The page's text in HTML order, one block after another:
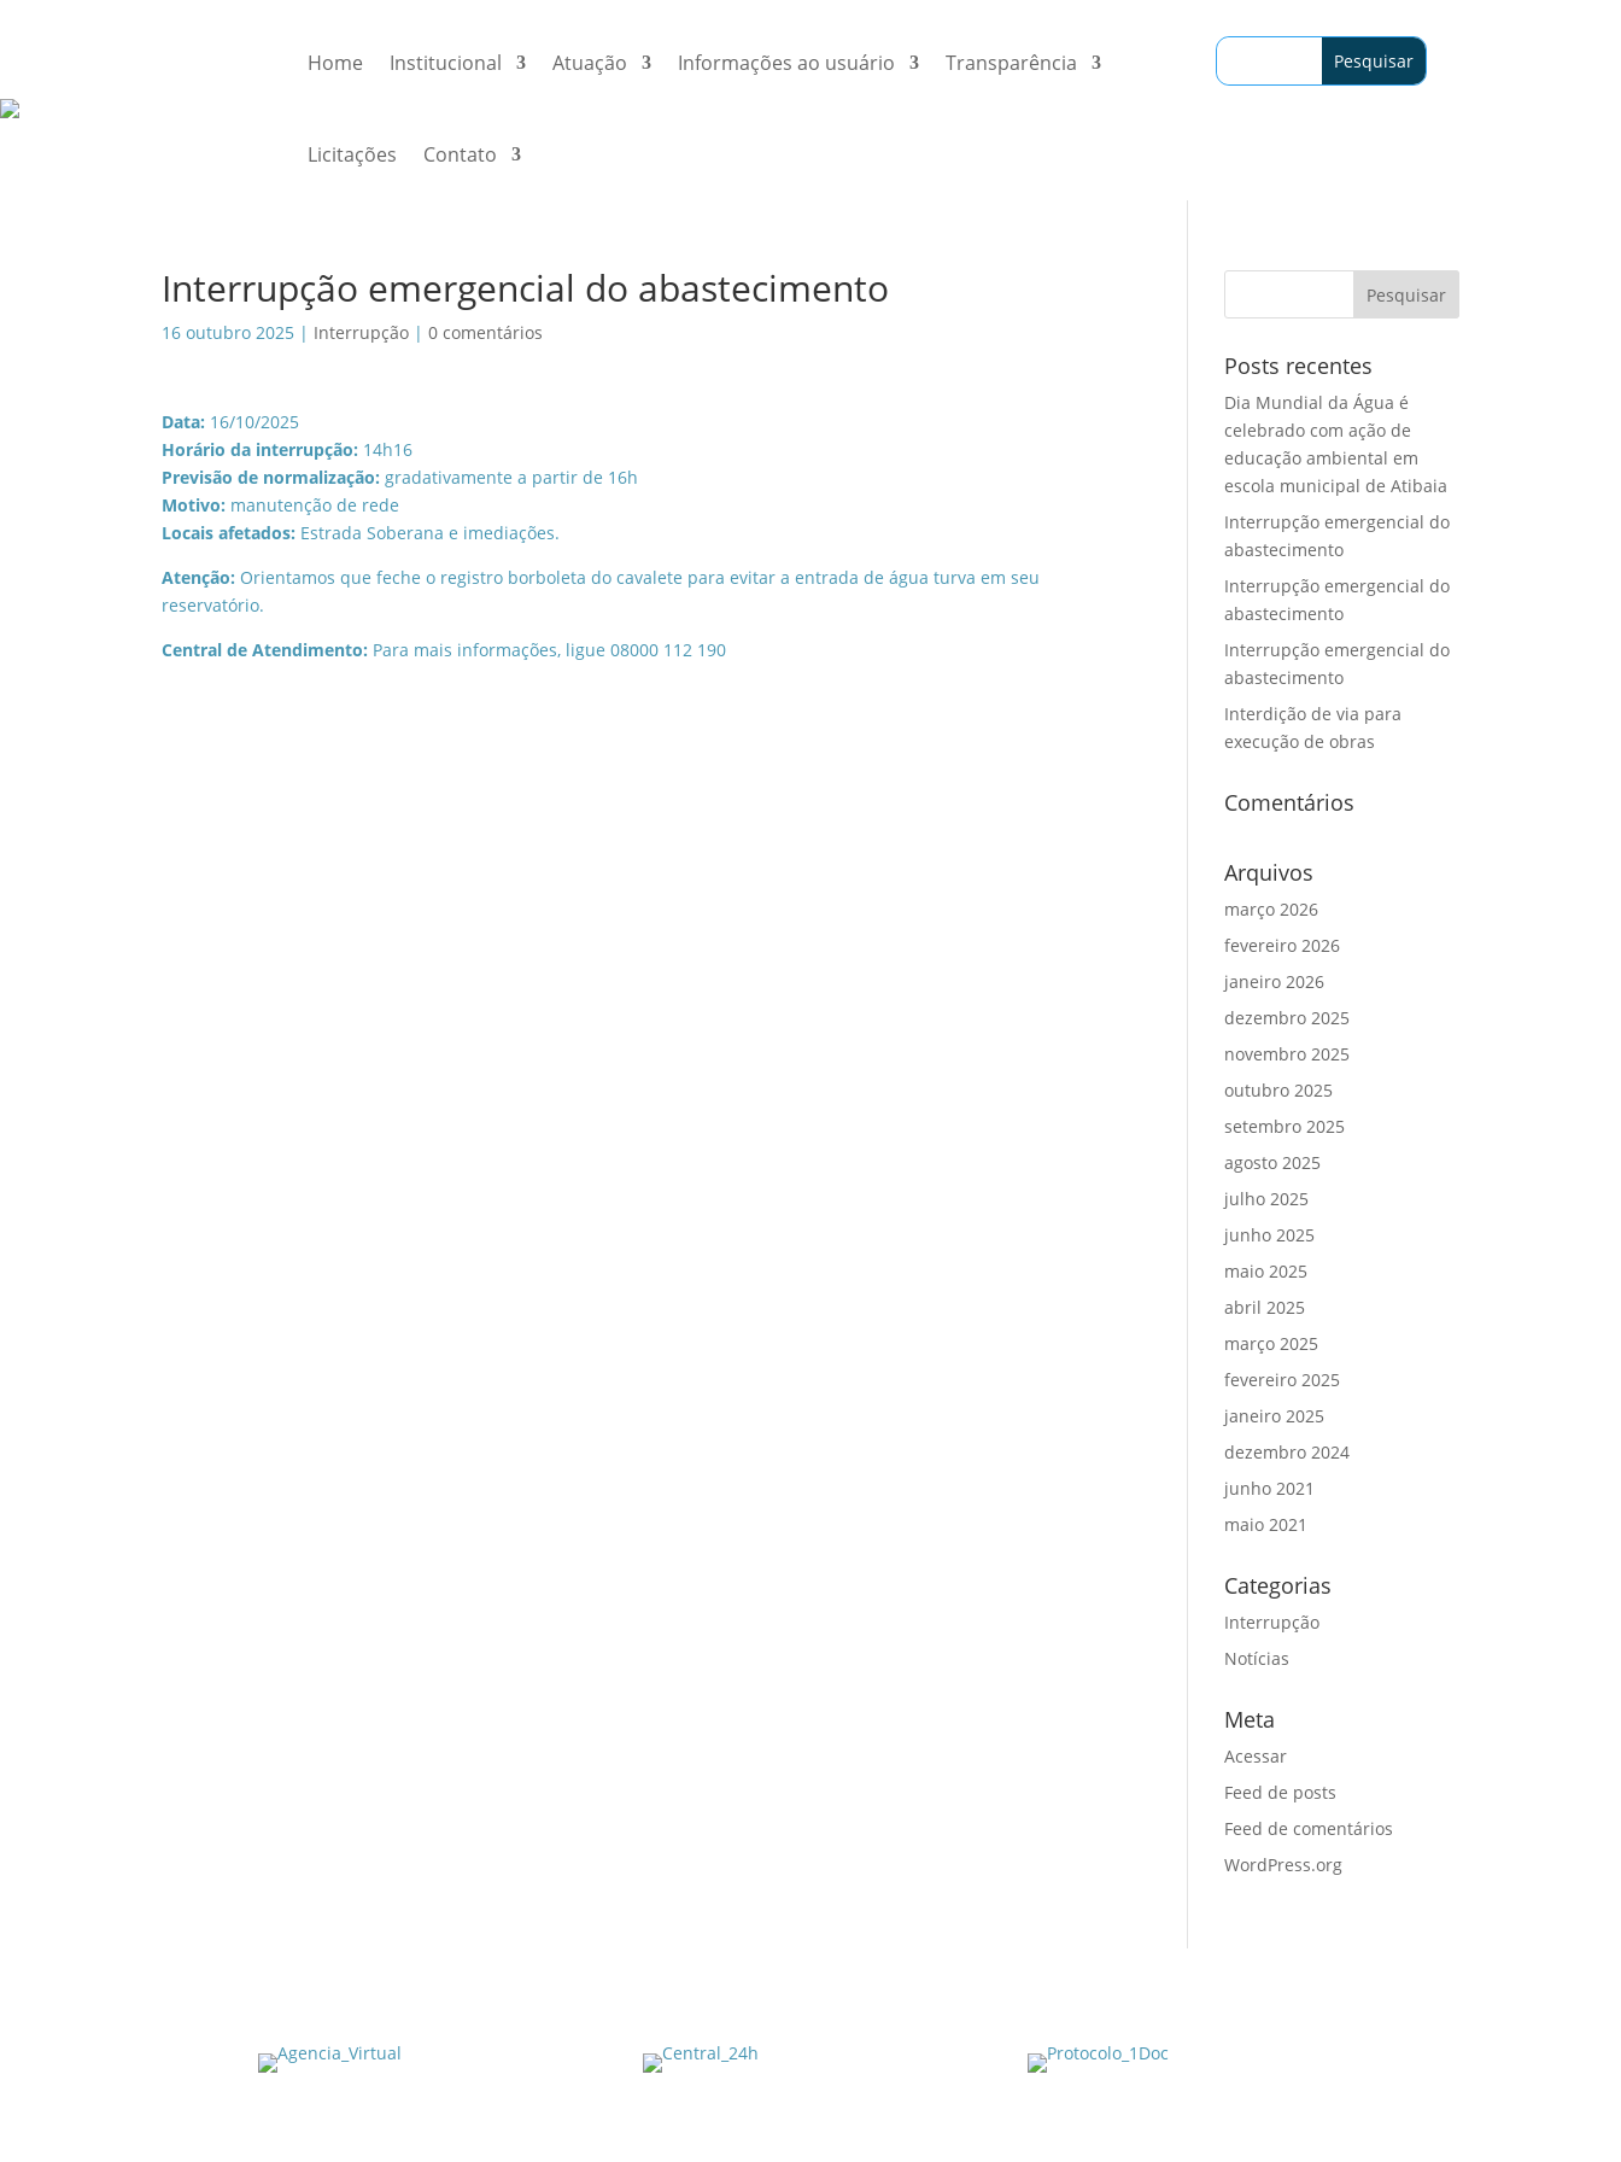
Home Institucional Atuação Informações ao usuário Transparência
Licitações Contato
Interrupção emergencial do abastecimento
16 outubro 2025 | Interrupção |0 comentários
Data: 16/10/2025
Horário da interrupção: 14h16
Previsão de normalização: gradativamente a partir de 16h
Motivo: manutenção de rede
Locais afetados: Estrada Soberana e imediações.
Atenção: Orientamos que feche o registro borboleta do cavalete para evitar a entrada de água turva em seu
reservatório.
Central de Atendimento: Para mais informações, ligue 08000 112 190
Posts recentes
Dia Mundial da Água é
celebrado com ação de
educação ambiental em
escola municipal de Atibaia
Interrupção emergencial do
abastecimento
Interrupção emergencial do
abastecimento
Interrupção emergencial do
abastecimento
Interdição de via para
execução de obras
Comentários
Arquivos
março 2026
fevereiro 2026
janeiro 2026
dezembro 2025
novembro 2025
outubro 2025
setembro 2025
agosto 2025
julho 2025
junho 2025
maio 2025
abril 2025
março 2025
fevereiro 2025
janeiro 2025
dezembro 2024
junho 2021
maio 2021
Categorias
Interrupção
Notícias
Meta
Acessar
Feed de posts
Feed de comentários
WordPress.org